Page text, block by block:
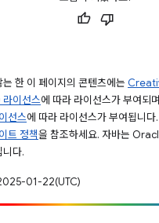
한 이 페이지의 콘텐츠에는
이선스에 따라 라이선스가 부여되
선스에 따라 라이선스가 부여됩니다
트 정책을 참조하세요. 자바는
니다.
01-22(UTC)